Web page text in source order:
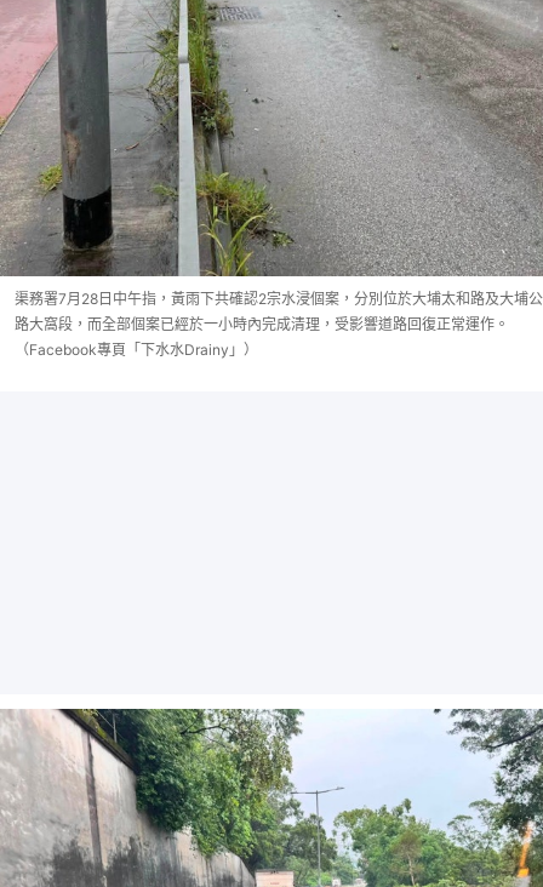
渠務署7月28日中午指，黃雨下共確認2宗水浸個案，分別位於大埔太和路及大埔公
路大窩段，而全部個案已經於一小時內完成清理，受影響道路回復正常運作。
（Facebook專頁「下水水Drainy」）